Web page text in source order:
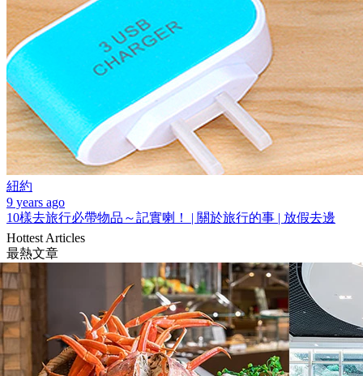
紐約
9 years ago
10樣去旅行必帶物品～記實喇！ | 關於旅行的事 | 放假去邊
Hottest Articles
最熱文章